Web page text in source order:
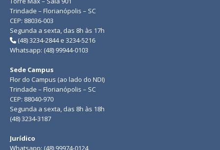
Trindade – Florianópolis – SC
CEP: 88036-003
Segunda a sexta, das 8h às 17h
(48) 3234-2844 e 3234-5216
Whatsapp: (48) 99944-0103
Sede Campus
Flor do Campus (ao lado do NDI)
Trindade – Florianópolis – SC
CEP: 88040-970
Segunda a sexta, das 8h às 18h
(48) 3234-3187
Jurídico
Whatsapp: (48) 99974-0124